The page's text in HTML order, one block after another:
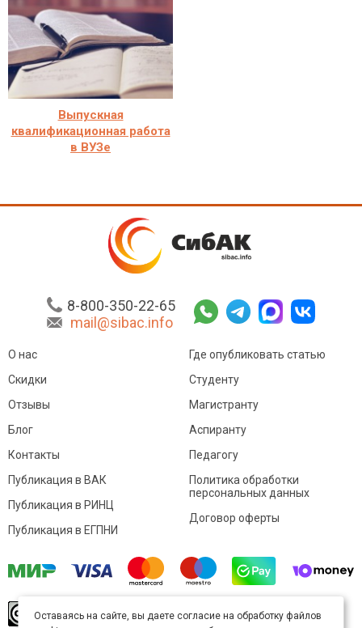
Выпускная
квалификационная работа
в ВУЗе
8-800-350-22-65
mail@sibac.info
О нас
Скидки
Отзывы
Блог
Контакты
Где опубликовать статью
Студенту
Магистранту
Аспиранту
Педагогу
Публикация в ВАК
Публикация в РИНЦ
Публикация в ЕГПНИ
Политика обработки
персональных данных
Договор оферты
произведение доступно полицензии Creative
Оставаясь на сайте, вы даете согласие на обработку файлов